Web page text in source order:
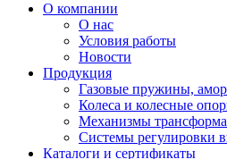
О компании
О нас
Условия работы
Новости
Продукция
Газовые пружины,
Колеса и колесные
Механизмы
Системы регулировки
Каталоги и сертификаты